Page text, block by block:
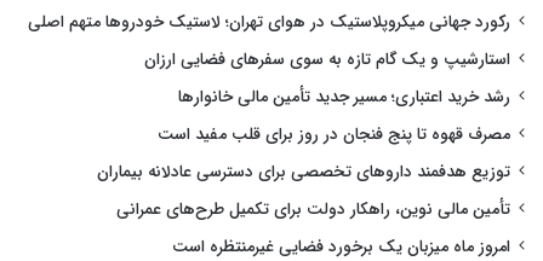
رکورد جهانی میکروپلاستیک در هوای تهران؛ لاستیک خودروها متهم اصلی
استارشیپ و یک گام تازه به سوی سفرهای فضایی ارزان
رشد خرید اعتباری؛ مسیر جدید تأمین مالی خانوارها
مصرف قهوه تا پنج فنجان در روز برای قلب مفید است
توزیع هدفمند داروهای تخصصی برای دسترسی عادلانه بیماران
تأمین مالی نوین، راهکار دولت برای تکمیل طرح‌های عمرانی
امروز ماه میزبان یک برخورد فضایی غیرمنتظره است